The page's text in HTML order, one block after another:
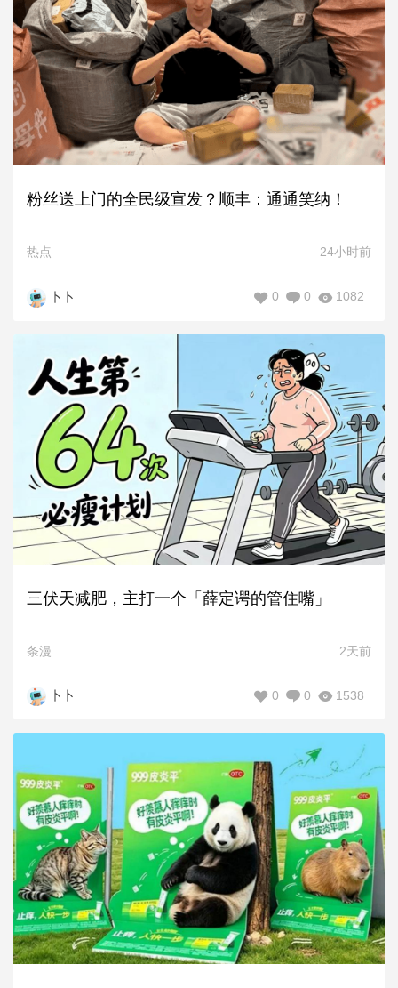
粉丝送上门的全民级宣发？顺丰：通通笑纳！
热点 24小时前
卜卜 1082
0
0
三伏天减肥，主打一个「薛定谔的管住嘴」
条漫 2天前
卜卜 1538
0
0